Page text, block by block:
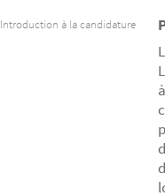
Introduction à la candidature